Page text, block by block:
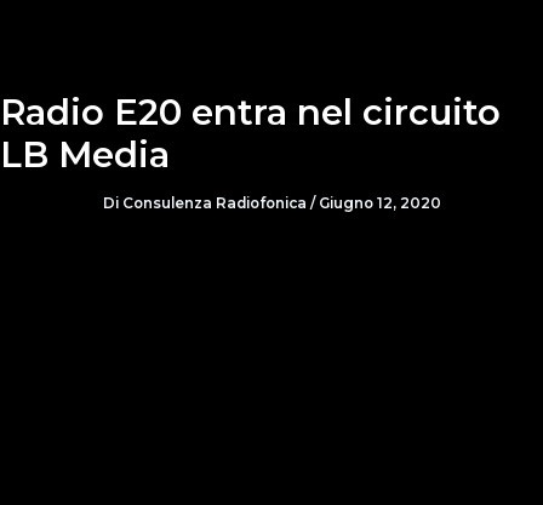
Radio E20 entra nel circuito
LB Media
Di Consulenza Radiofonica / Giugno 12, 2020